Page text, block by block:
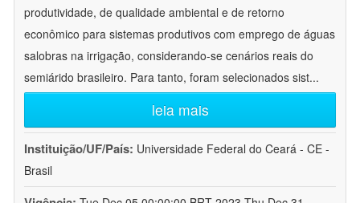
produtividade, de qualidade ambiental e de retorno
econômico para sistemas produtivos com emprego de águas
salobras na irrigação, considerando-se cenários reais do
semiárido brasileiro. Para tanto, foram selecionados sist...
leia mais
Instituição/UF/País: Universidade Federal do Ceará - CE -
Brasil